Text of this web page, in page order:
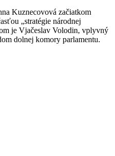
Kuznecovová začiatkom
„stratégie národnej
je Vjačeslav Volodin, vplyvný
dolnej komory parlamentu.